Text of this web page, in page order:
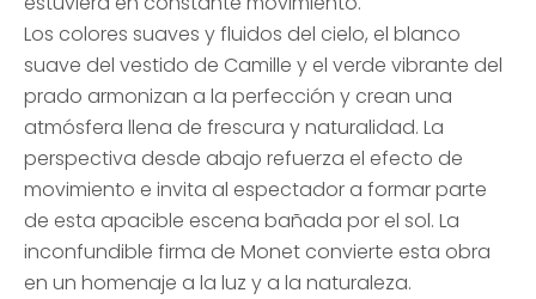
Los colores suaves y fluidos del cielo, el blanco
suave del vestido de Camille y el verde vibrante del
prado armonizan a la perfección y crean una
atmósfera llena de frescura y naturalidad. La
perspectiva desde abajo refuerza el efecto de
movimiento e invita al espectador a formar parte
de esta apacible escena bañada por el sol. La
inconfundible firma de Monet convierte esta obra
en un homenaje a la luz y a la naturaleza.